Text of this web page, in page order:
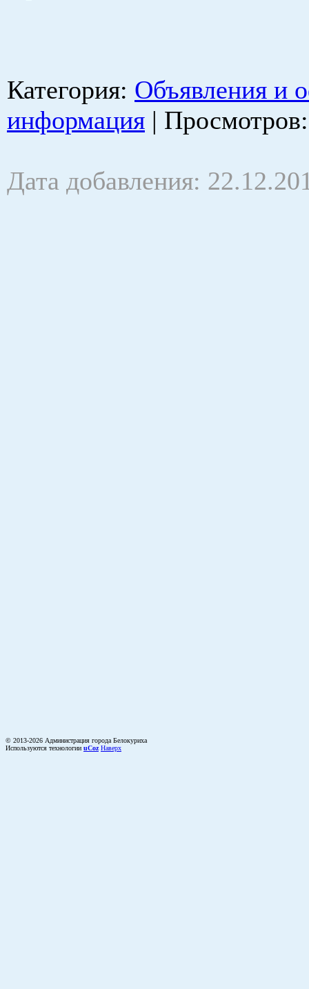
Категория: Объявления и
информация | Просмотров
Дата добавления:
© 2013-2026 Администрация города Белокуриха
Используются технологии uCoz Наверх